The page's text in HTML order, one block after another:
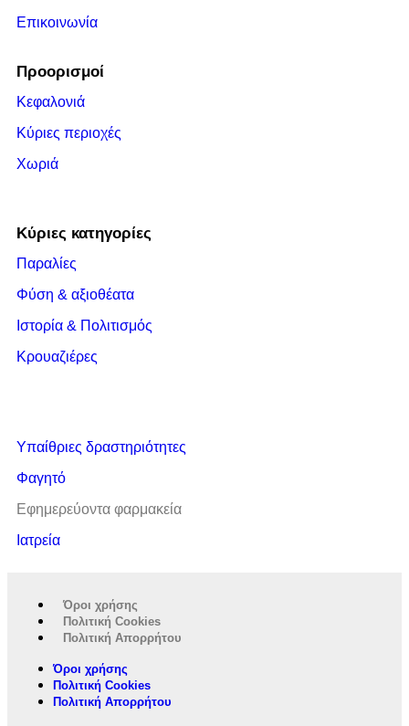
Επικοινωνία
Προορισμοί
Κεφαλονιά
Κύριες περιοχές
Χωριά
Κύριες κατηγορίες
Παραλίες
Φύση & αξιοθέατα
Ιστορία & Πολιτισμός
Κρουαζιέρες
Υπαίθριες δραστηριότητες
Φαγητό
Εφημερεύοντα φαρμακεία
Ιατρεία
Όροι χρήσης
Πολιτική Cookies
Πολιτική Απορρήτου
Όροι χρήσης
Πολιτική Cookies
Πολιτική Απορρήτου